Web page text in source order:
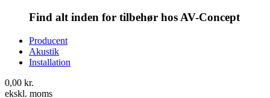
Find alt inden for tilbehør hos AV-Concept
Producent
Akustik
Installation
0,00 kr.
ekskl. moms